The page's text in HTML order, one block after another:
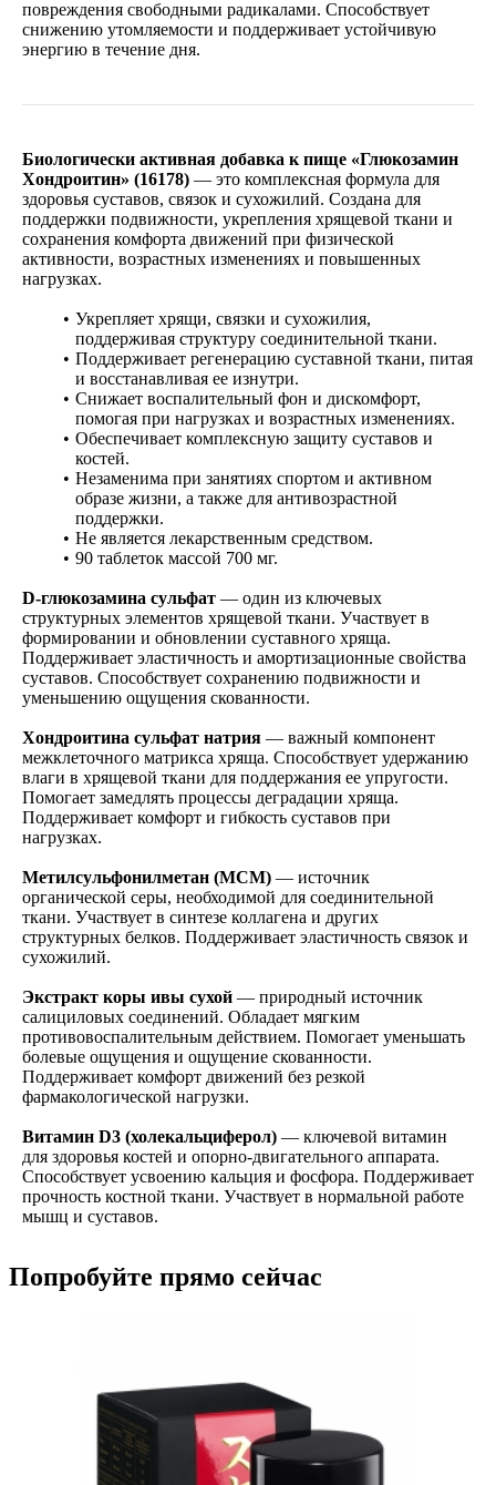
повреждения свободными радикалами. Способствует
снижению утомляемости и поддерживает устойчивую
энергию в течение дня.
Биологически активная добавка к пище «Глюкозамин
Хондроитин» (16178) — это комплексная формула для
здоровья суставов, связок и сухожилий. Создана для
поддержки подвижности, укрепления хрящевой ткани и
сохранения комфорта движений при физической
активности, возрастных изменениях и повышенных
нагрузках.
Укрепляет хрящи, связки и сухожилия,
поддерживая структуру соединительной ткани.
Поддерживает регенерацию суставной ткани, питая
и восстанавливая ее изнутри.
Снижает воспалительный фон и дискомфорт,
помогая при нагрузках и возрастных изменениях.
Обеспечивает комплексную защиту суставов и
костей.
Незаменима при занятиях спортом и активном
образе жизни, а также для антивозрастной
поддержки.
Не является лекарственным средством.
90 таблеток массой 700 мг.
D-глюкозамина сульфат — один из ключевых
структурных элементов хрящевой ткани. Участвует в
формировании и обновлении суставного хряща.
Поддерживает эластичность и амортизационные свойства
суставов. Способствует сохранению подвижности и
уменьшению ощущения скованности.
Хондроитина сульфат натрия — важный компонент
межклеточного матрикса хряща. Способствует удержанию
влаги в хрящевой ткани для поддержания ее упругости.
Помогает замедлять процессы деградации хряща.
Поддерживает комфорт и гибкость суставов при
нагрузках.
Метилсульфонилметан (МСМ) — источник
органической серы, необходимой для соединительной
ткани. Участвует в синтезе коллагена и других
структурных белков. Поддерживает эластичность связок и
сухожилий.
Экстракт коры ивы сухой — природный источник
салициловых соединений. Обладает мягким
противовоспалительным действием. Помогает уменьшать
болевые ощущения и ощущение скованности.
Поддерживает комфорт движений без резкой
фармакологической нагрузки.
Витамин D3 (холекальциферол) — ключевой витамин
для здоровья костей и опорно-двигательного аппарата.
Способствует усвоению кальция и фосфора. Поддерживает
прочность костной ткани. Участвует в нормальной работе
мышц и суставов.
Попробуйте прямо сейчас